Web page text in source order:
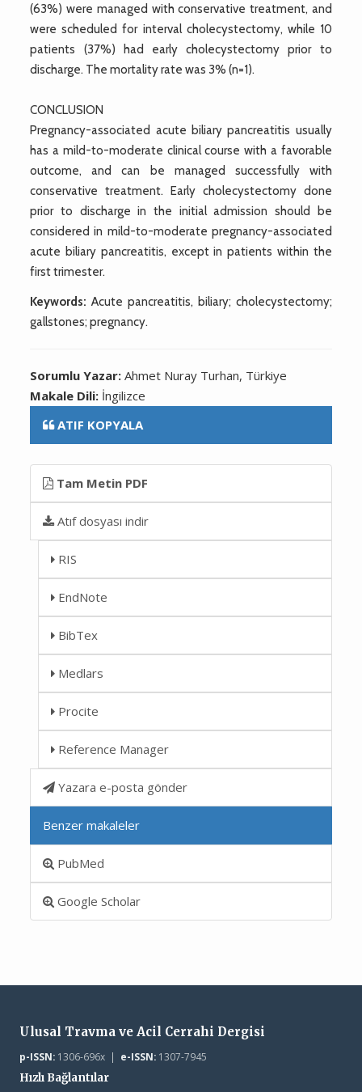
(63%) were managed with conservative treatment, and
were scheduled for interval cholecystectomy, while 10
patients (37%) had early cholecystectomy prior to
discharge. The mortality rate was 3% (n=1).
CONCLUSION
Pregnancy-associated acute biliary pancreatitis usually
has a mild-to-moderate clinical course with a favorable
outcome, and can be managed successfully with
conservative treatment. Early cholecystectomy done
prior to discharge in the initial admission should be
considered in mild-to-moderate pregnancy-associated
acute biliary pancreatitis, except in patients within the
first trimester.
Keywords: Acute pancreatitis, biliary; cholecystectomy;
gallstones; pregnancy.
Sorumlu Yazar:Ahmet Nuray Turhan, Türkiye
Makale Dili: İngilizce
ATIF KOPYALA
Tam Metin PDF
Atıf dosyası indir
RIS
EndNote
BibTex
Medlars
Procite
Reference Manager
Yazara e-posta gönder
Benzer makaleler
PubMed
Google Scholar
Ulusal Travma ve Acil Cerrahi Dergisi
p-ISSN:1306-696x | e-ISSN:1307-7945
Hızlı Bağlantılar